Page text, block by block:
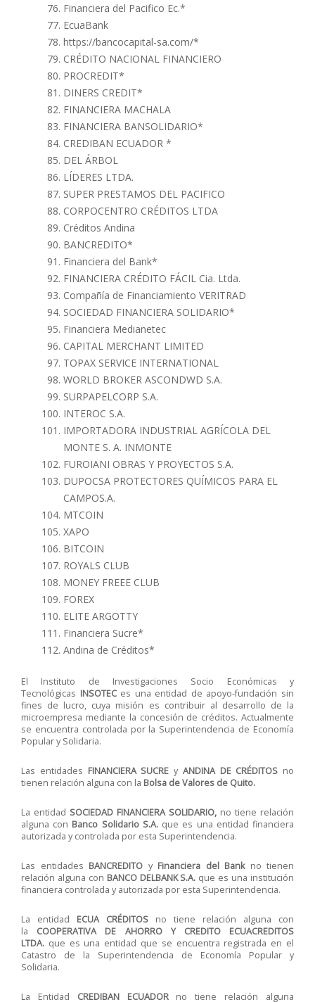
Financiera del Pacifico Ec.*
EcuaBank
https://bancocapital-sa.com/*
CRÉDITO NACIONAL FINANCIERO
PROCREDIT*
DINERS CREDIT*
FINANCIERA MACHALA
FINANCIERA BANSOLIDARIO*
CREDIBAN ECUADOR *
DEL ÁRBOL
LÍDERES LTDA.
SUPER PRESTAMOS DEL PACIFICO
CORPOCENTRO CRÉDITOS LTDA
Créditos Andina
BANCREDITO*
Financiera del Bank*
FINANCIERA CRÉDITO FÁCIL Cia. Ltda.
Compañía de Financiamiento VERITRAD
SOCIEDAD FINANCIERA SOLIDARIO*
Financiera Medianetec
CAPITAL MERCHANT LIMITED
TOPAX SERVICE INTERNATIONAL
WORLD BROKER ASCONDWD S.A.
SURPAPELCORP S.A.
INTEROC S.A.
IMPORTADORA INDUSTRIAL AGRÍCOLA DEL
MONTE S. A. INMONTE
FUROIANI OBRAS Y PROYECTOS S.A.
DUPOCSA PROTECTORES QUÍMICOS PARA EL
CAMPOS.A.
MTCOIN
XAPO
BITCOIN
ROYALS CLUB
MONEY FREEE CLUB
FOREX
ELITE ARGOTTY
Financiera Sucre*
Andina de Créditos*
El Instituto de Investigaciones Socio Económicas y
Tecnológicas INSOTECes una entidad de apoyo-fundación sin
fines de lucro, cuya misión es contribuir al desarrollo de la
microempresa mediante la concesión de créditos. Actualmente
se encuentra controlada por la Superintendencia de Economía
Popular y Solidaria.
Las entidades FINANCIERA SUCRE y ANDINA DE CRÉDITOS no
tienen relación alguna con la Bolsa de Valores de Quito.
La entidad SOCIEDAD FINANCIERA SOLIDARIO, no tiene relación
alguna con Banco Solidario S.A.que es una entidad financiera
autorizada y controlada por esta Superintendencia.
Las entidades BANCREDITO y Financiera del Bankno tienen
relación alguna con BANCO DELBANK S.A. que es una institución
financiera controlada y autorizada por esta Superintendencia.
La entidad ECUA CRÉDITOS no tiene relación alguna con
la COOPERATIVA DE AHORRO Y CREDITO ECUACREDITOS
LTDA. que es una entidad que se encuentra registrada en el
Catastro de la Superintendencia de Economía Popular y
Solidaria.
La Entidad CREDIBAN ECUADORno tiene relación alguna